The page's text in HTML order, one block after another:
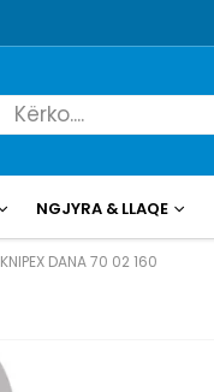
NGJYRA & LLAQE
KNIPEX DANA 70 02 160